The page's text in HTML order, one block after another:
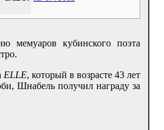
мемуаров кубинского поэта
ELLE, который в возрасте 43 лет
Шнабель получил награду за